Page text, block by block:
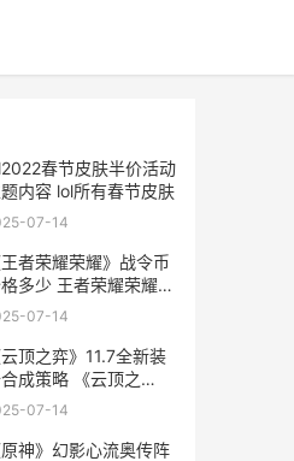
春节皮肤半价活动
内容 lol所有春节皮肤
07-14
王者荣耀荣耀》战令币
多少 王者荣耀荣耀之
运篇免费观看完整版
07-14
云顶之弈》11.7全新装
成策略 《云顶之
-这是哪种类型的游
07-14
原神》幻影心流奥传阵